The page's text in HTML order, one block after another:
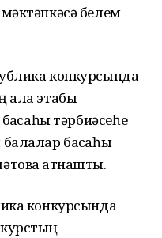
белем
конкурсында
этабы
тәрбиәсеһе
баҡсаһы
ҡатнашты.
конкурсында